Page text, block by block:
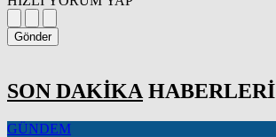
Gönder
SON DAKİKA HABERLERİ
GÜNDEM